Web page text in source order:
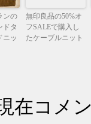
ンの
ドタ
ニッ
無印良品の50%オ
フSALEで購入し
たケーブルニット
在コメ